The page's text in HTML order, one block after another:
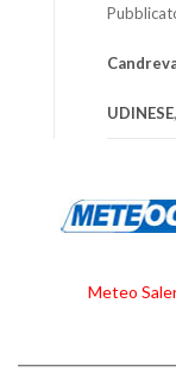
UDINESE,
Meteo